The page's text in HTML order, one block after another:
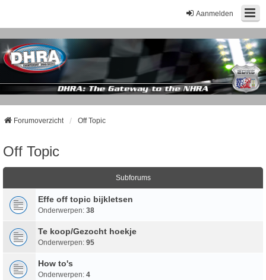
Aanmelden
Forumoverzicht Off Topic
Off Topic
Subforums
Effe off topic bijkletsen
Onderwerpen: 38
Te koop/Gezocht hoekje
Onderwerpen: 95
How to's
Onderwerpen: 4